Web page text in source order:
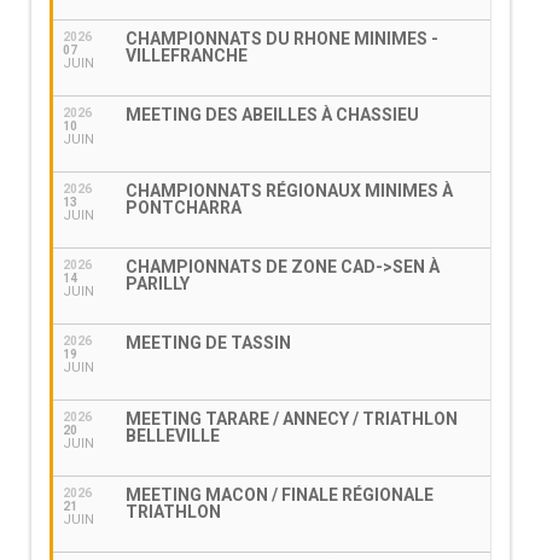
2026
07
JUIN
CHAMPIONNATS DU RHONE MINIMES -
VILLEFRANCHE
2026
10
JUIN
MEETING DES ABEILLES À CHASSIEU
2026
13
JUIN
CHAMPIONNATS RÉGIONAUX MINIMES À
PONTCHARRA
2026
14
JUIN
CHAMPIONNATS DE ZONE CAD->SEN À
PARILLY
2026
19
JUIN
MEETING DE TASSIN
2026
20
JUIN
MEETING TARARE / ANNECY / TRIATHLON
BELLEVILLE
2026
21
JUIN
MEETING MACON / FINALE RÉGIONALE
TRIATHLON